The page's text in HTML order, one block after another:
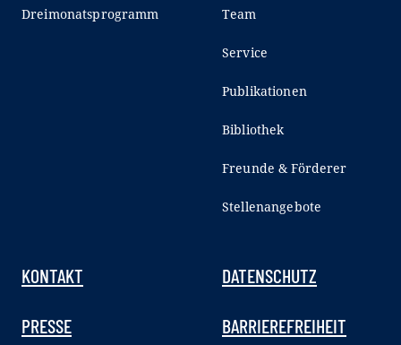
Dreimonatsprogramm Team
Service
Publikationen
Bibliothek
Freunde & Förderer
Stellenangebote
KONTAKT
PRESSE
DATENSCHUTZ
BARRIEREFREIHEIT